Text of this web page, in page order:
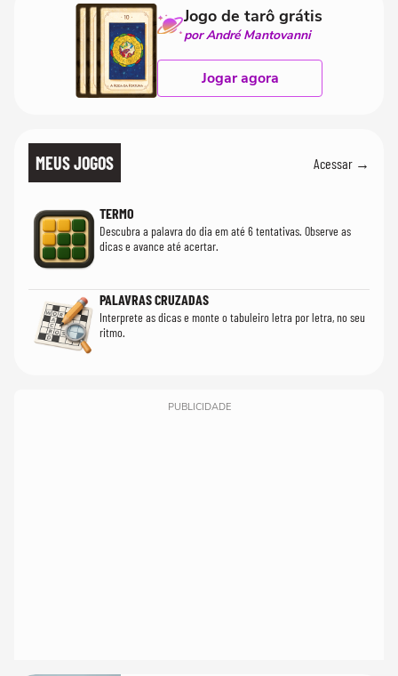
Jogo de tarô grátis
por André Mantovanni
Jogar agora
MEUS JOGOS Acessar →
TERMO
Descubra a palavra do dia em até 6 tentativas. Observe as
dicas e avance até acertar.
PALAVRAS CRUZADAS
Interprete as dicas e monte o tabuleiro letra por letra, no seu
ritmo.
PUBLICIDADE